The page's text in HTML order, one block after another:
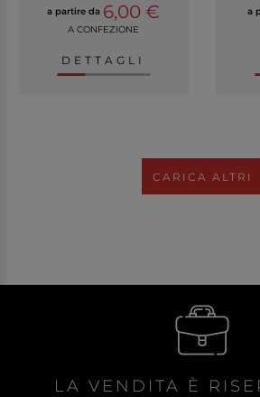
a partire da 6,00 €
A CONFEZIONE
DETTAGLI
a
CARICA ALTRI
LA VENDITA È